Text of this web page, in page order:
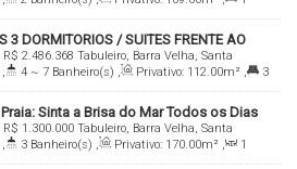
- 87,61 m² ( 1S+2D // 1S+1D+H.O //
uma área de lazer completa!
curtir o ano inteiro com a família e
e infantil, espaço fitness, sala de
seco, spa frente mar, praça do fogo e
109.00m² , 2 Vaga(s) , Útil: 109.00m²
3 DORMITORIOS / SUITES FRENTE AO
- BARRA VELHA SC
R$ 2.486.368 Tabuleiro, Barra Velha, Santa
, 4 ~ 7 Banheiro(s) , Privativo: 112.00m² ,
3
112.00m² , Útil: 112.00m²
Sinta a Brisa do Mar Todos os Dias
R$ 1.300.000 Tabuleiro, Barra Velha, Santa
, 3 Banheiro(s) , Privativo: 170.00m² ,
1
, Total: 120.00m² , 1 Vaga(s) ,
Útil: